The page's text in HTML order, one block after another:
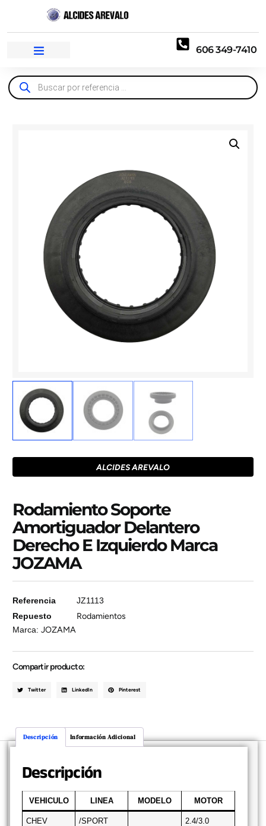
606 349-7410
ALCIDES AREVALO
Rodamiento Soporte
Amortiguador Delantero
Derecho E Izquierdo Marca
JOZAMA
Referencia
JZ1113
Repuesto
Rodamientos
Marca:JOZAMA
Compartir producto:
Twitter LinkedIn Pinterest
Descripción Información Adicional
Descripción
VEHICULO LINEA MODELO MOTOR
CHEV
/SPORT 2.4/3.0